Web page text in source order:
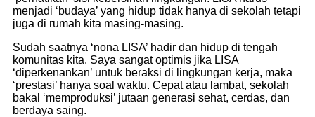
menjadi ‘budaya’ yang hidup tidak hanya di sekolah tetapi
juga di rumah kita masing-masing.
Sudah saatnya ‘nona LISA’ hadir dan hidup di tengah
komunitas kita. Saya sangat optimis jika LISA
‘diperkenankan’ untuk beraksi di lingkungan kerja, maka
‘prestasi’ hanya soal waktu. Cepat atau lambat, sekolah
bakal ‘memproduksi’ jutaan generasi sehat, cerdas, dan
berdaya saing.